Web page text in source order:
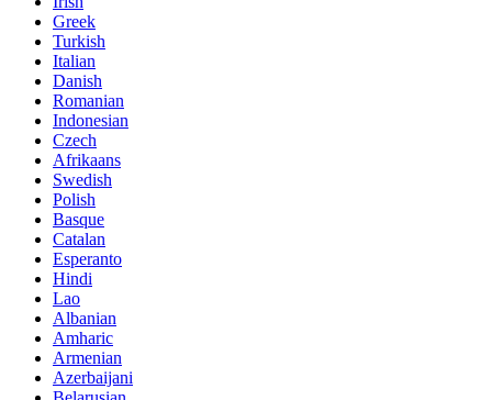
Greek
Turkish
Italian
Danish
Romanian
Indonesian
Czech
Afrikaans
Swedish
Polish
Basque
Catalan
Esperanto
Hindi
Lao
Albanian
Amharic
Armenian
Azerbaijani